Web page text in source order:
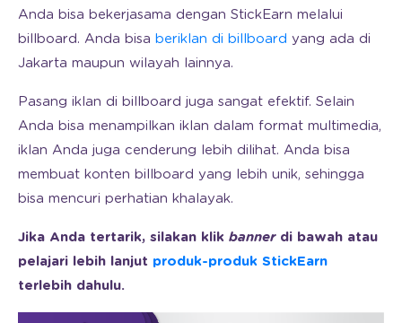
Anda bisa bekerjasama dengan StickEarn melalui
billboard. Anda bisa beriklan di billboard yang ada di
Jakarta maupun wilayah lainnya.
Pasang iklan di billboard juga sangat efektif. Selain
Anda bisa menampilkan iklan dalam format multimedia,
iklan Anda juga cenderung lebih dilihat. Anda bisa
membuat konten billboard yang lebih unik, sehingga
bisa mencuri perhatian khalayak.
Jika Anda tertarik, silakan klik bannerdi bawah atau
pelajari lebih lanjut produk-produk StickEarn
terlebih dahulu.